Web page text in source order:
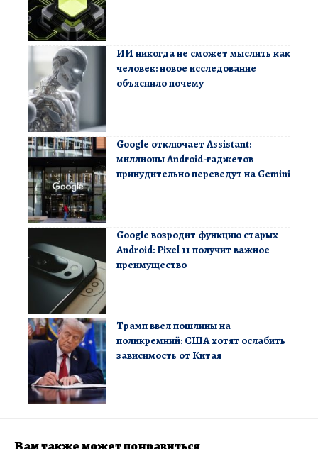
ИИ никогда не сможет мыслить как
человек: новое исследование
объяснило почему
Google отключает Assistant:
миллионы Android-гаджетов
принудительно переведут на Gemini
Google возродит функцию старых
Android: Pixel 11 получит важное
преимущество
Трамп ввел пошлины на
поликремний: США хотят ослабить
зависимость от Китая